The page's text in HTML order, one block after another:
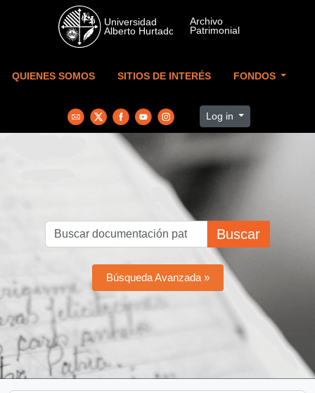
Skip to main content
QUIENES SOMOS SITIOS DE INTERÉS FONDOS
Log in
Buscar
Búsqueda Avanzada »